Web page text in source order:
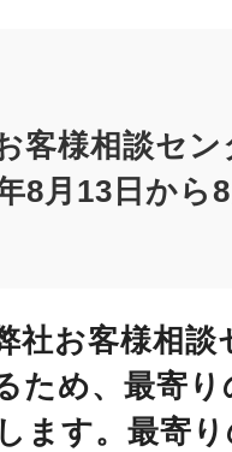
客様相談セ
8月13日から
社お客様相
ため、最寄
ます。最寄